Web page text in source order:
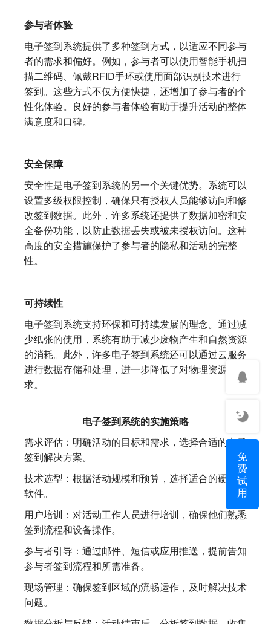
参与者体验
电子签到系统提供了多种签到方式，以适应不同参与
者的需求和偏好。例如，参与者可以使用智能手机扫
描二维码、佩戴RFID手环或使用面部识别技术进行
签到。 这些方式不仅方便快捷，还增加了参与者的个
性化体验。良好的参与者体验有助于提升活动的整体
满意度和口碑。
安全保障
安全性是电子签到系统的另一个关键优势。系统可以
设置多级权限控制，确保只有授权人员能够访问和修
改签到数据。 此外，许多系统还提供了数据加密和安
全备份功能，以防止数据丢失或被未授权访问。这种
高度的安全措施保护了参与者的隐私和活动的完整
性。
可持续性
电子签到系统支持环保和可持续发展的理念。通过减
少纸张的使用，系统有助于减少废物产生和自然资源
的消耗。此外，许多电子签到系统还可以通过云服务
进行数据存储和处理，进一步降低了对物理资源的需
求。
电子签到系统的实施策略
需求评估：明确活动的目标和需求，选择合适的电子
签到解决方案。
技术选型：根据活动规模和预算，选择适合的硬件和
软件。
用户培训：对活动工作人员进行培训，确保他们熟悉
签到流程和设备操作。
参与者引导：通过邮件、短信或应用推送，提前告知
参与者签到流程和所需准备。
现场管理：确保签到区域的流畅运作，及时解决技术
问题。
免
费
试
用